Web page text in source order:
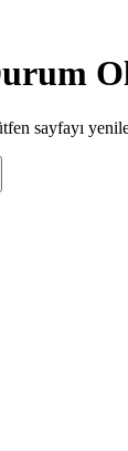
sayfayı